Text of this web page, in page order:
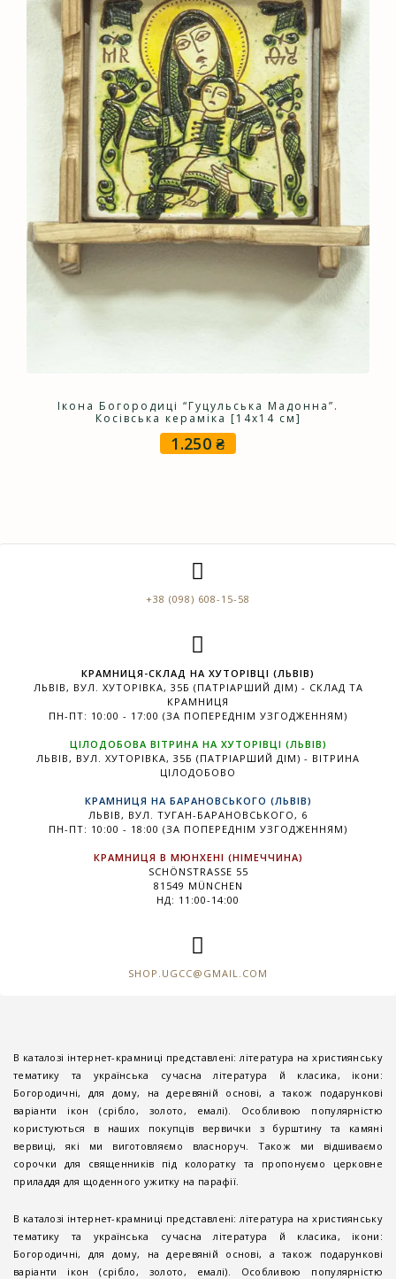
Ікона Богородиці “Гуцульська Мадонна”.
Косівська кераміка [14х14 см]
1.250₴
+38 (098) 608-15-58
КРАМНИЦЯ-СКЛАД НА ХУТОРІВЦІ (ЛЬВІВ)
ЛЬВІВ, ВУЛ. ХУТОРІВКА, 35Б (ПАТРІАРШИЙ ДІМ) - СКЛАД ТА
КРАМНИЦЯ
ПН-ПТ: 10:00 - 17:00 (ЗА ПОПЕРЕДНІМ УЗГОДЖЕННЯМ)
ЦІЛОДОБОВА ВІТРИНА НА ХУТОРІВЦІ (ЛЬВІВ)
ЛЬВІВ, ВУЛ. ХУТОРІВКА, 35Б (ПАТРІАРШИЙ ДІМ) - ВІТРИНА
ЦІЛОДОБОВО
КРАМНИЦЯ НА БАРАНОВСЬКОГО (ЛЬВІВ)
ЛЬВІВ, ВУЛ. ТУГАН-БАРАНОВСЬКОГО, 6
ПН-ПТ: 10:00 - 18:00 (ЗА ПОПЕРЕДНІМ УЗГОДЖЕННЯМ)
КРАМНИЦЯ В МЮНХЕНІ (НІМЕЧЧИНА)
SCHÖNSTRASSE 55
81549 MÜNCHEN
НД: 11:00-14:00
SHOP.UGCC@GMAIL.COM
В каталозі інтернет-крамниці представлені: література на християнську
тематику та українська сучасна література й класика, ікони:
Богородичні, для дому, на деревяній основі, а також подарункові
варіанти ікон (срібло, золото, емалі). Особливою популярністю
користуються в наших покупців вервички з бурштину та камяні
вервиці, які ми виготовляємо власноруч. Також ми відшиваємо
сорочки для священників під колоратку та пропонуємо церковне
приладдя для щоденного ужитку на парафії.
В каталозі інтернет-крамниці представлені: література на християнську
тематику та українська сучасна література й класика, ікони:
Богородичні, для дому, на деревяній основі, а також подарункові
варіанти ікон (срібло, золото, емалі). Особливою популярністю